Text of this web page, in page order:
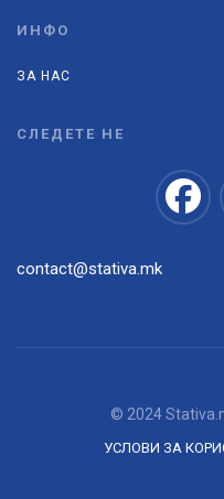
ИНФО
ЗА НАС
СЛЕДЕТЕ НЕ
contact@stativa.mk
© 2024
УСЛОВИ ЗА